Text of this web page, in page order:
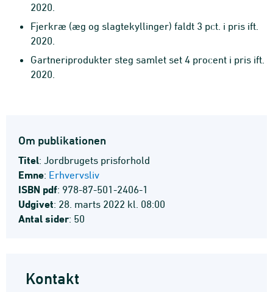
2020.
Fjerkræ (æg og slagtekyllinger) faldt 3 pct. i pris ift.
2020.
Gartneriprodukter steg samlet set 4 procent i pris ift.
2020.
Om publikationen
Titel: Jordbrugets prisforhold
Emne: Erhvervsliv
ISBN pdf: 978-87-501-2406-1
Udgivet: 28. marts 2022 kl. 08:00
Antal sider: 50
Kontakt